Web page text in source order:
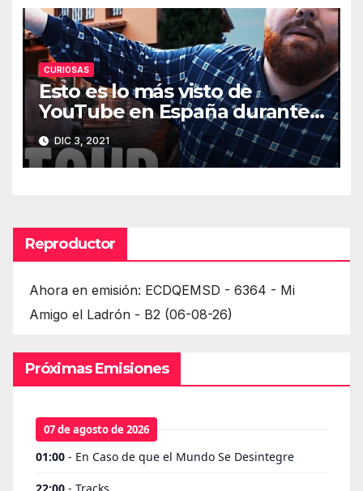
CURIOSAS
Esto es lo más visto de
YouTube en España durante
2021
DIC 3, 2021
Reproductor
Ahora en emisión: ECDQEMSD - 6364 - Mi
Amigo el Ladrón - B2 (06-08-26)
Próximas Emisiones